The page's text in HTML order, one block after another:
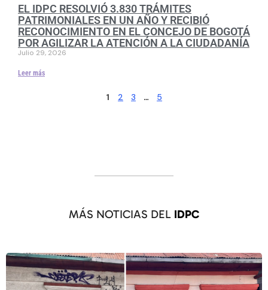
EL IDPC RESOLVIÓ 3.830 TRÁMITES
PATRIMONIALES EN UN AÑO Y RECIBIÓ
RECONOCIMIENTO EN EL CONCEJO DE BOGOTÁ
POR AGILIZAR LA ATENCIÓN A LA CIUDADANÍA
Julio 29, 2026
Leer más
1 2 3 … 5
MÁS NOTICIAS DEL IDPC